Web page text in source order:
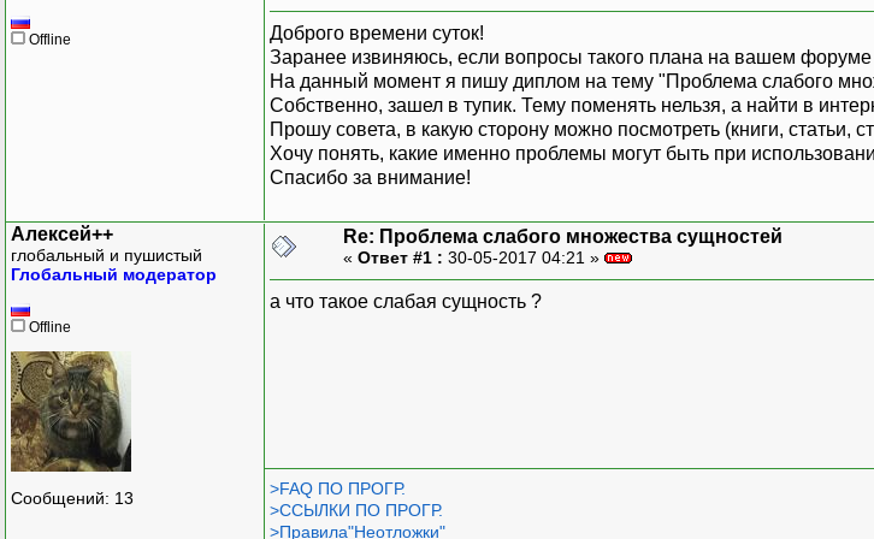
Offline
Доброго времени суток!
Заранее извиняюсь, если вопросы такого плана на вашем форуме
На данный момент я пишу диплом на тему "Проблема слабого
Собственно, зашел в тупик. Тему поменять нельзя, а найти в
Прошу совета, в какую сторону можно посмотреть (книги, статьи,
Хочу понять, какие именно проблемы могут быть при
Спасибо за внимание!
Алексей++
глобальный и пушистый
Глобальный модератор
Offline
Сообщений: 13
Re: Проблема слабого множества сущностей
« Ответ #1 : 30-05-2017 04:21 »
а что такое слабая сущность ?
>FAQ ПО ПРОГР.
>ССЫЛКИ ПО ПРОГР.
>Правила"Неотложки"